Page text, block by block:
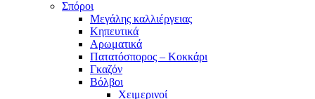
Σπόροι
Μεγάλης καλλιέργειας
Κηπευτικά
Αρωματικά
Πατατόσπορος – Κοκκάρι
Γκαζόν
Βόλβοι
Χειμερινοί